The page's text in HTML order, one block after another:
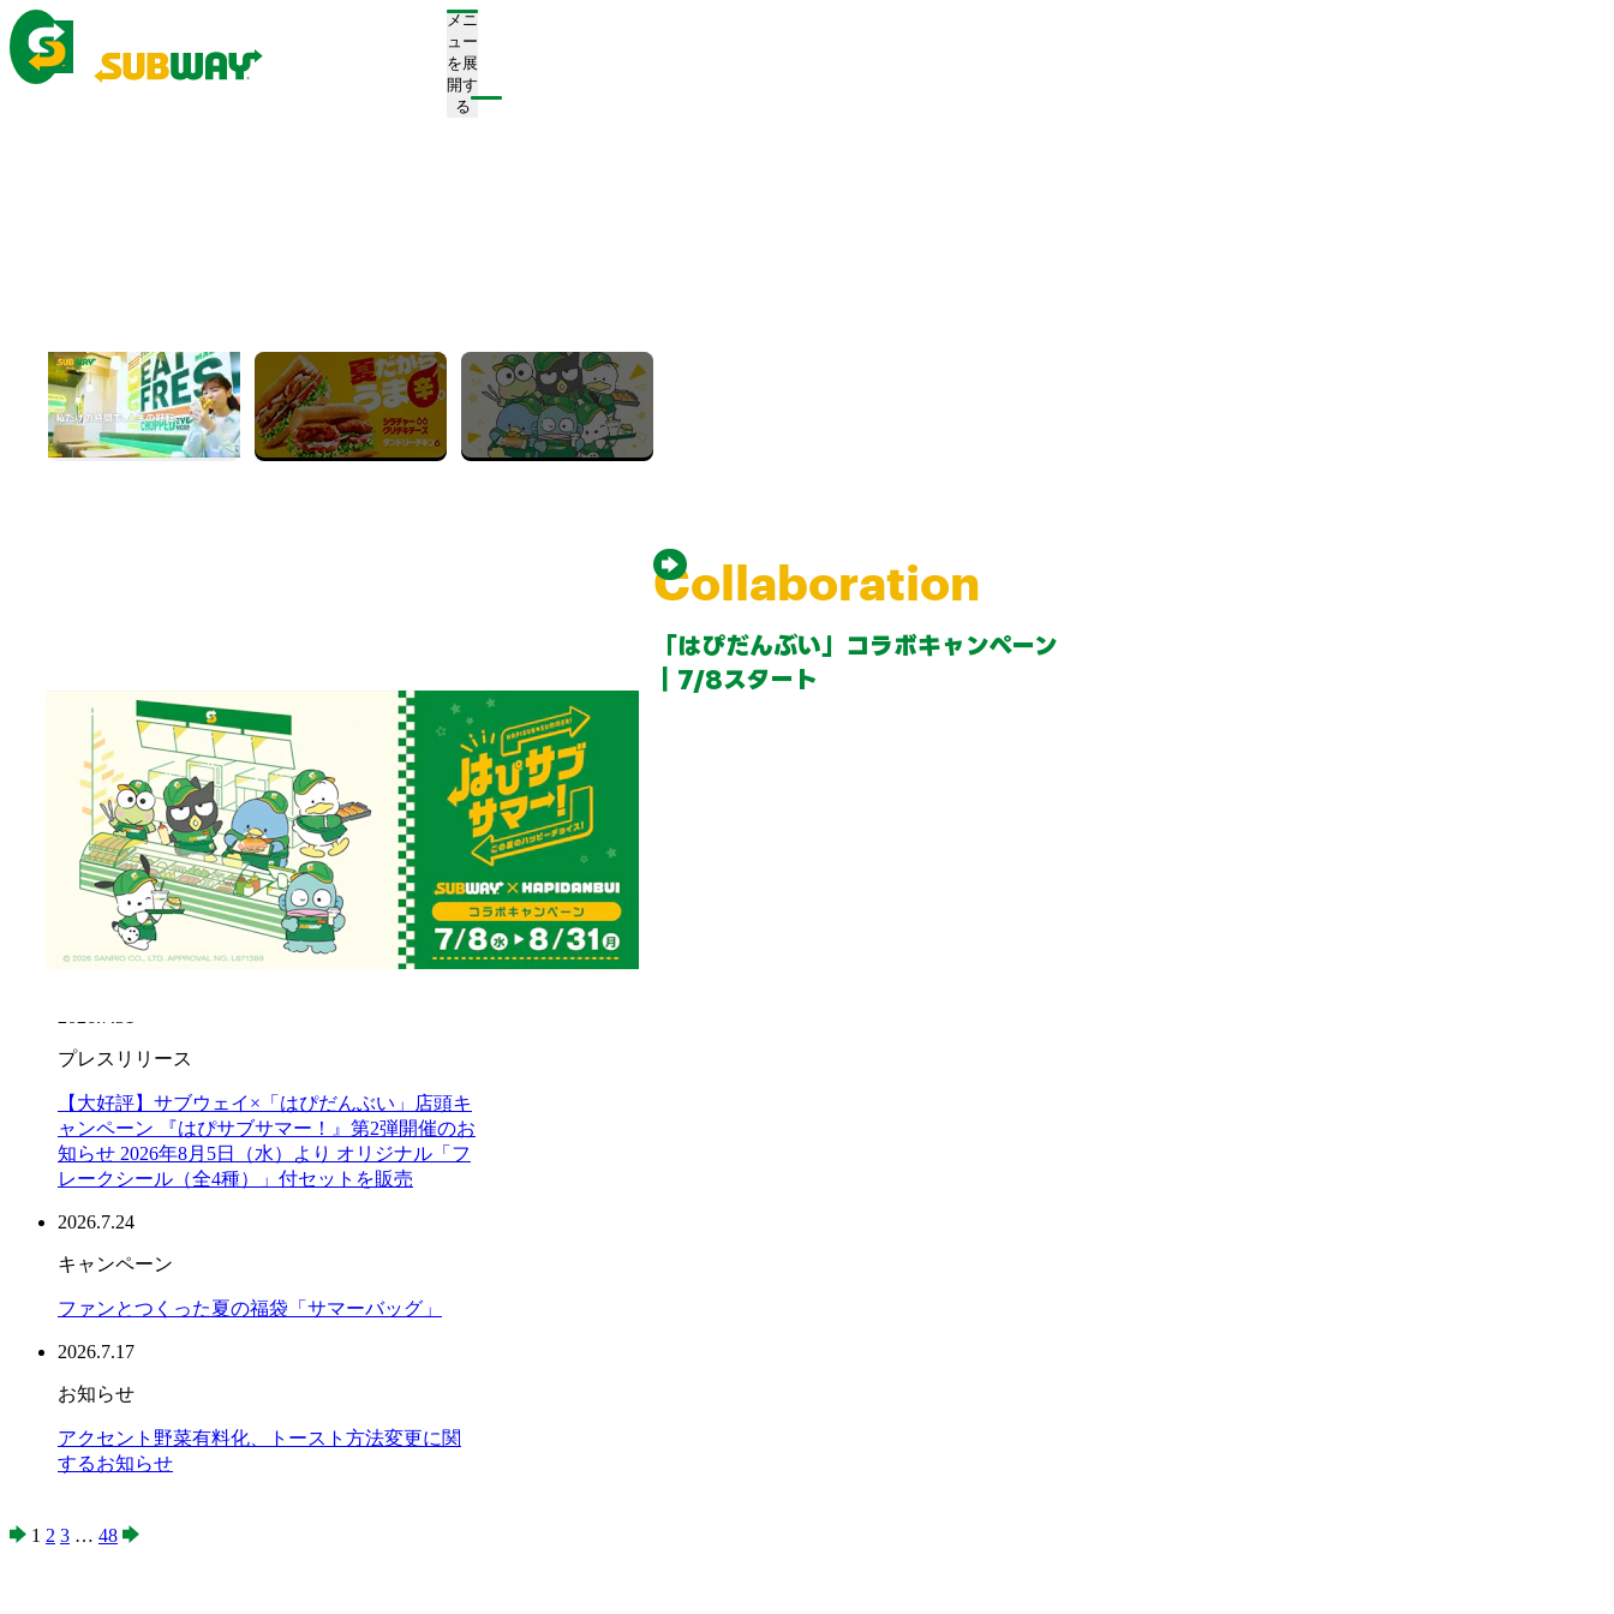
Collaboration
「はぴだんぶい」コラボキャンペーン
｜7/8スタート
メニ
ュー
を展
開す
る
すべて
プレスリリース
お知らせ
キャンペーン
新店舗情報
2026.8.7
お知らせ
「サマーバッグ」沖縄県内3店舗での販売開始延
期のお知らせ（※8月7日時点）
2026.8.7
お知らせ
「令和8年熊本地震」の影響による一部店舗営業
2026.7.31
プレスリリース
【大好評】サブウェイ×「はぴだんぶい」店頭キ
ャンペーン 『はぴサブサマー！』第2弾開催のお
知らせ 2026年8月5日（水）より オリジナル「フ
レークシール（全4種）」付セットを販売
2026.7.24
キャンペーン
ファンとつくった夏の福袋「サマーバッグ」
2026.7.17
お知らせ
アクセント野菜有料化、トースト方法変更に関
するお知らせ
1 2 3 … 48